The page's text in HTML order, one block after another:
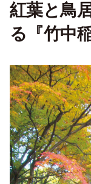
紅葉と鳥
る『竹中